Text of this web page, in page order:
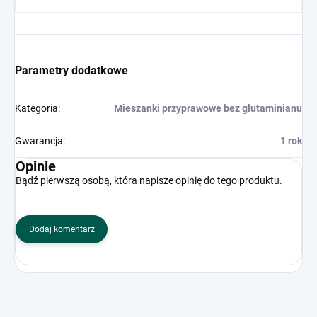
Parametry dodatkowe
Kategoria: Mieszanki przyprawowe bez glutaminianu
Gwarancja: 1 rok
Opinie
Bądź pierwszą osobą, która napisze opinię do tego produktu.
Dodaj komentarz